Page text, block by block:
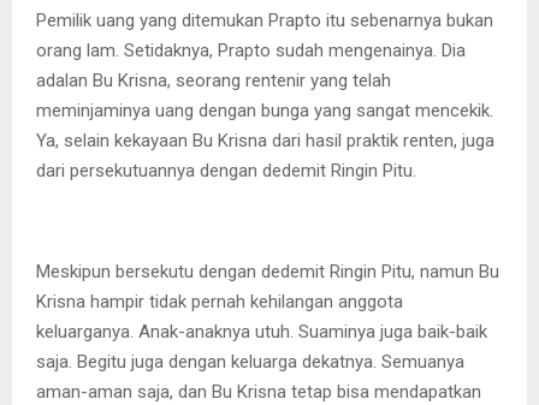
Pemilik uang yang ditemukan Prapto itu sebenarnya bukan
orang lam. Setidaknya, Prapto sudah mengenainya. Dia
adalan Bu Krisna, seorang rentenir yang telah
meminjaminya uang dengan bunga yang sangat mencekik.
Ya, selain kekayaan Bu Krisna dari hasil praktik renten, juga
dari persekutuannya dengan dedemit Ringin Pitu.
Meskipun bersekutu dengan dedemit Ringin Pitu, namun Bu
Krisna hampir tidak pernah kehilangan anggota
keluarganya. Anak-anaknya utuh. Suaminya juga baik-baik
saja. Begitu juga dengan keluarga dekatnya. Semuanya
aman-aman saja, dan Bu Krisna tetap bisa mendapatkan